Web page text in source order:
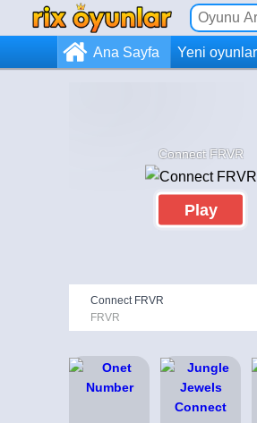
Ana Sayfa Yeni oyunlar
Connect FRVR
Play
Connect FRVR
FRVR